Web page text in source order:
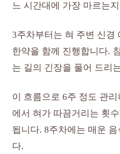
느 시간대에 가장 마르는
3주차부터는 혀 주변 신경
한약을 함께 진행합니다.
는 길의 긴장을 풀어 드리
이 흐름으로 6주 정도 관
에서 혀가 따끔거리는 횟
됩니다. 8주차에는 매운
다.